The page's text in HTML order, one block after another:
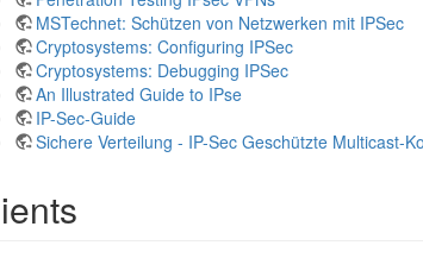
MSTechnet: Schützen von Netzwerken mit IPSec
Cryptosystems: Configuring IPSec
Cryptosystems: Debugging IPSec
An Illustrated Guide to IPse
IP-Sec-Guide
Sichere Verteilung - IP-Sec Geschützte Multicast-